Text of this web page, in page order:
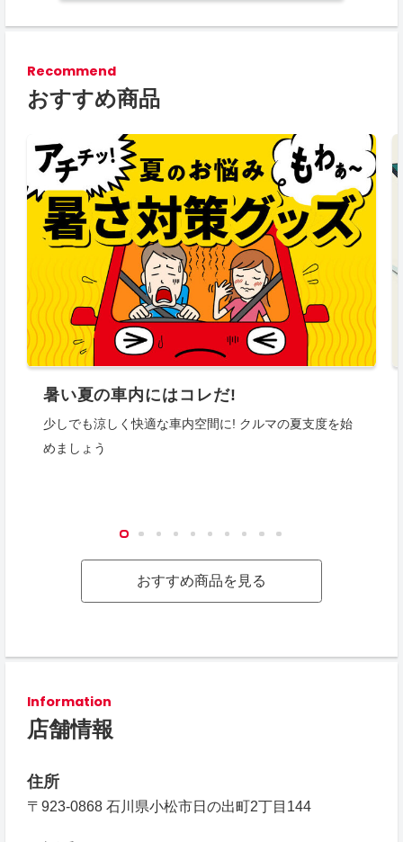
Recommend
おすすめ商品
暑い夏の車内にはコレだ!
少しでも涼しく快適な車内空間に! クルマの夏支度を始
めましょう
おすすめ商品を見る
Information
店舗情報
住所
〒923-0868 石川県小松市日の出町2丁目144